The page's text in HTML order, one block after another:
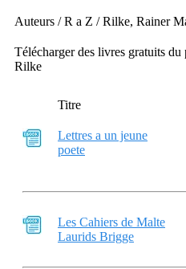
Auteurs / R a Z / Rilke, Rainer
Télécharger des livres gratuits
Rilke
Titre
Lettres a un jeune
poete
Les Cahiers de Malte
Laurids Brigge